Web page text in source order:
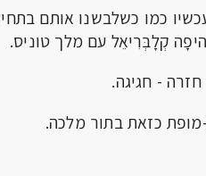
כמו כשלבשנו אותם
קְלָבְּרִיאֵל עם מלך טוניס.
- חגיגה.
מופת כזאת בתור מלכה.